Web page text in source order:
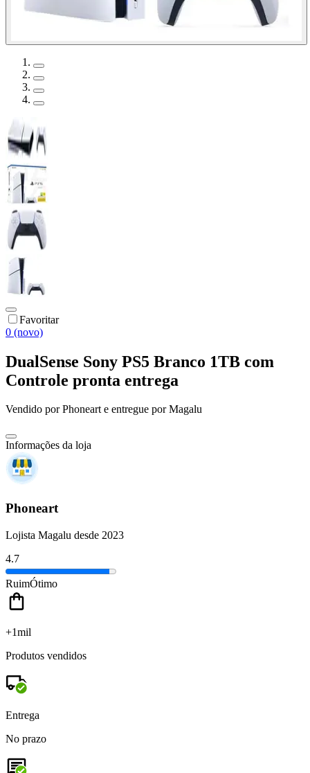
Favoritar
0 (novo)
DualSense Sony PS5 Branco 1TB com
Controle pronta entrega
Vendido porPhonearte entregue por Magalu
Informações da loja
Phoneart
Lojista Magalu desde 2023
4.7
RuimÓtimo
+1mil
Produtos vendidos
Entrega
No prazo